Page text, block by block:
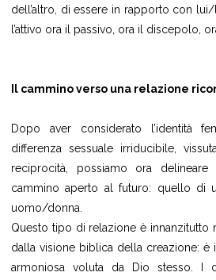
dell’altro, di essere in rapporto con
l’attivo ora il passivo, ora il discepolo,
Il cammino verso una relazione
Dopo aver considerato l’identità
differenza sessuale irriducibile,
reciprocità, possiamo ora
cammino aperto al futuro: quello di
uomo/donna.
Questo tipo di relazione è innanzitutto
dalla visione biblica della creazione:
armoniosa voluta da Dio stesso. I